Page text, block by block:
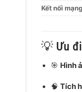
Kết nối mạng
💡 Ưu
🎯 Hình
🧠Tích